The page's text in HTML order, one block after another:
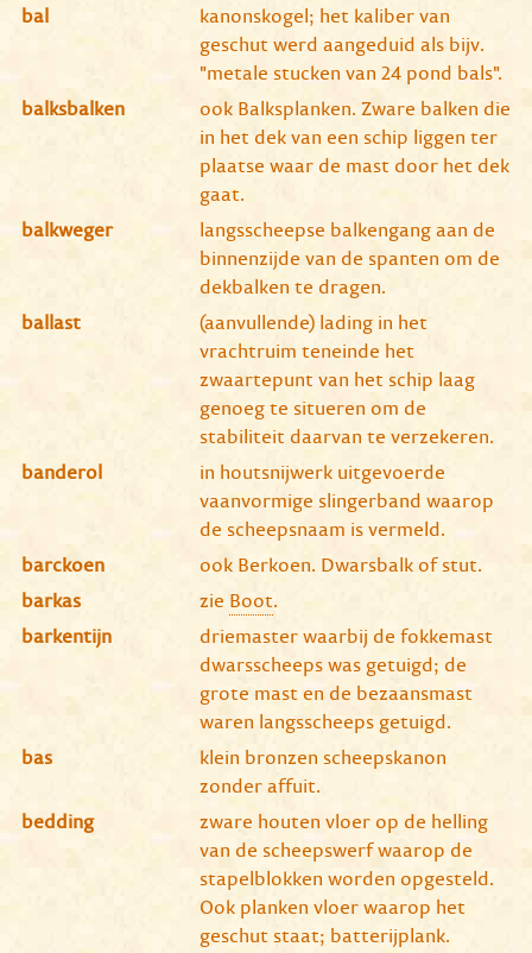
bal
kanonskogel; het kaliber van
geschut werd aangeduid als bijv.
"metale stucken van 24 pond bals".
balksbalken
ook Balksplanken. Zware balken die
in het dek van een schip liggen ter
plaatse waar de mast door het dek
gaat.
balkweger
langsscheepse balkengang aan de
binnenzijde van de spanten om de
dekbalken te dragen.
ballast
(aanvullende) lading in het
vrachtruim teneinde het
zwaartepunt van het schip laag
genoeg te situeren om de
stabiliteit daarvan te verzekeren.
banderol
in houtsnijwerk uitgevoerde
vaanvormige slingerband waarop
de scheepsnaam is vermeld.
barckoen
ook Berkoen. Dwarsbalk of stut.
barkas
zie Boot.
barkentijn
driemaster waarbij de fokkemast
dwarsscheeps was getuigd; de
grote mast en de bezaansmast
waren langsscheeps getuigd.
bas
klein bronzen scheepskanon
zonder affuit.
bedding
zware houten vloer op de helling
van de scheepswerf waarop de
stapelblokken worden opgesteld.
Ook planken vloer waarop het
geschut staat; batterijplank.